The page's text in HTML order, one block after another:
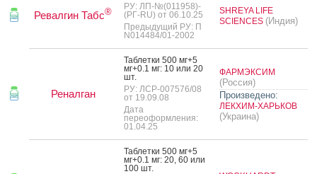
Ревалгин Табс®
РУ: ЛП-№(011958)-
(РГ-RU) от 06.10.25
Предыдущий РУ: П
N014484/01-2002
SHREYA LIFE
SCIENCES (Индия)
Реналган
Таб­летки 500 мг+5
мг+0.1 мг: 10 или 20
шт.
РУ: ЛСР-007576/08
от 19.09.08
Дата
переоформления:
01.04.25
ФАРМЭКСИМ
(Россия)
Произведено:
ЛЕКХИМ-ХАРЬКОВ
(Украина)
Таб­летки 500 мг+5
мг+0.1 мг: 20, 60 или
100 шт.